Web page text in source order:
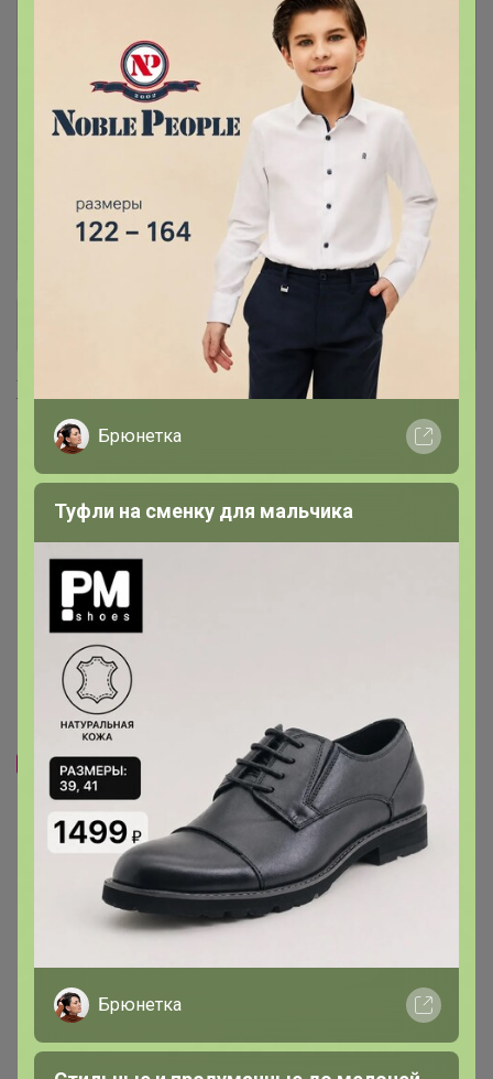
Джинсы УТЕПЛЕННЫЕ для
мужчин и женщин
Трикотаж ТЕПЛЫЙ для мужчин:
толстовки, брюки, водолазки
+ Ещё 4 каталога
Хиты продаж
Скидка
400р
-20%
500р
Футболка мужская F`FIVE
02373
1 192р
-26%
1 600р
Шорты женские F`FIVE 18414
Брюнетка
Туфли на сменку для мальчика
Брюнетка